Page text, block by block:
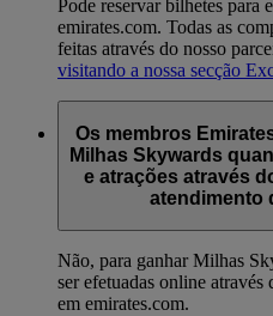
Pode reservar bilhetes para
emirates.com. Todas as
feitas através do nosso
visitando a nossa secção
Os membros
Milhas Skywards
e atrações através
atendimento
Não, para ganhar Milhas
ser efetuadas online através
em emirates.com.